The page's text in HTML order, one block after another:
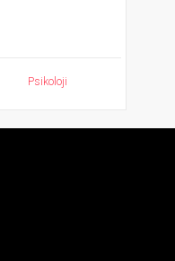
Psikoloji